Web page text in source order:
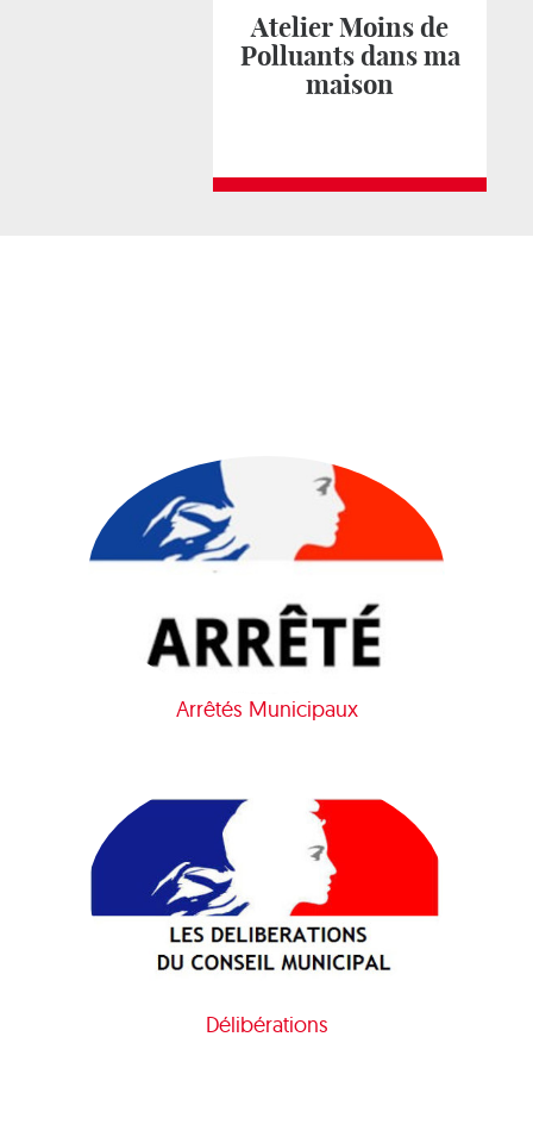
Atelier Moins de
Polluants dans ma
maison
Arrêtés Municipaux
Délibérations